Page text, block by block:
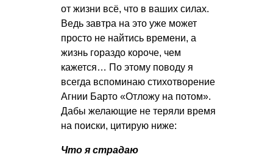
от жизни всё, что в ваших силах.
Ведь завтра на это уже может
просто не найтись времени, а
жизнь гораздо короче, чем
кажется… По этому поводу я
всегда вспоминаю стихотворение
Агнии Барто «Отложу на потом».
Дабы желающие не теряли время
на поиски, цитирую ниже:
Что я страдаю